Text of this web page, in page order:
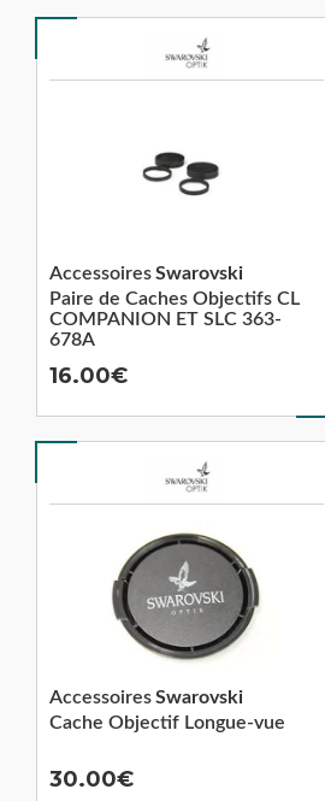
Paire de Caches Objectifs CL
COMPANION ET SLC 363-
678A
AccessoiresSwarovski
16.00
Cache Objectif Longue-vue
AccessoiresSwarovski
30.00